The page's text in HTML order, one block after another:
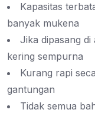
Kapasitas
banyak mukena
Jika dipasang
kering sempurna
Kurang rapi
gantungan
Tidak semua